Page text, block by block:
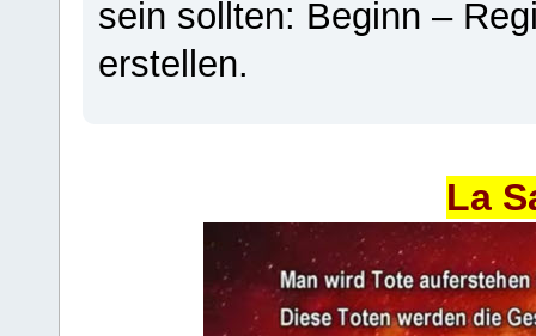
sein sollten: Beginn –
erstellen.
La